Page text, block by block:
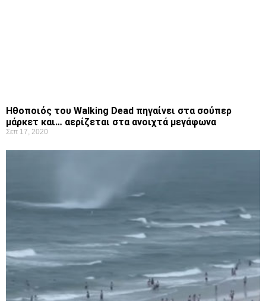
Ηθοποιός του Walking Dead πηγαίνει στα σούπερ
μάρκετ και… αερίζεται στα ανοιχτά μεγάφωνα
Σεπ 17, 2020